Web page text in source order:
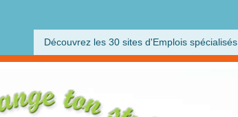
Découvrez les 30 sites d'Emplois spécialisés